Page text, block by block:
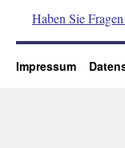
Haben Sie
Impressum